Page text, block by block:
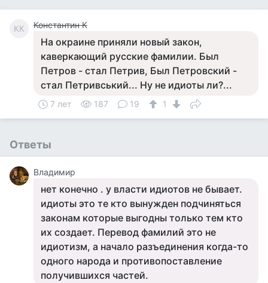
КК Константин К
На окраине приняли новый закон,
каверкающий русские фамилии. Был
Петров - стал Петрив, Был Петровский -
стал Петривський... Ну не идиоты ли?...
7 лет 187 19 1
Ответы
Владимир
нет конечно . у власти идиотов не бывает.
идиоты это те кто вынужден подчиняться
законам которые выгодны только тем кто
их создает. Перевод фамилий это не
идиотизм, а начало разъединения когда-то
одного народа и противопоставление
получившихся частей.